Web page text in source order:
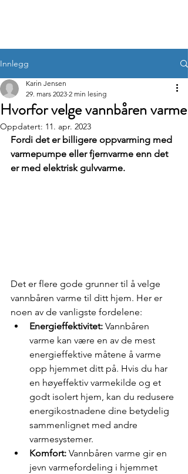
Innlegg
Hvorfor velge vannbåren varme
Karin Jensen
29. mars 2023 2 min lesing
Oppdatert: 11. apr. 2023
Fordi det er billigere oppvarming med
varmepumpe eller fjernvarme enn det
er med elektrisk gulvvarme.
Det er flere gode grunner til å velge
vannbåren varme til ditt hjem. Her er
noen av de vanligste fordelene:
Energieffektivitet: Vannbåren
varme kan være en av de mest
energieffektive måtene å varme
opp hjemmet ditt på. Hvis du har
en høyeffektiv varmekilde og et
godt isolert hjem, kan du redusere
energikostnadene dine betydelig
sammenlignet med andre
varmesystemer.
Komfort: Vannbåren varme gir en
jevn varmefordeling i hjemmet